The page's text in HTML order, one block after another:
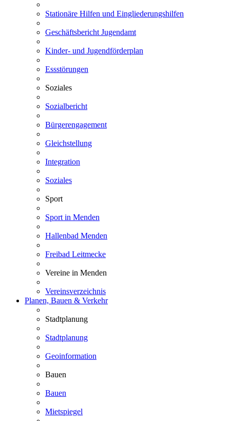
Stationäre Hilfen und Eingliederungshilfen
Geschäftsbericht Jugendamt
Kinder- und Jugendförderplan
Essstörungen
Soziales
Sozialbericht
Bürgerengagement
Gleichstellung
Integration
Soziales
Sport
Sport in Menden
Hallenbad Menden
Freibad Leitmecke
Vereine in Menden
Vereinsverzeichnis
Planen, Bauen & Verkehr
Stadtplanung
Stadtplanung
Geoinformation
Bauen
Bauen
Mietspiegel